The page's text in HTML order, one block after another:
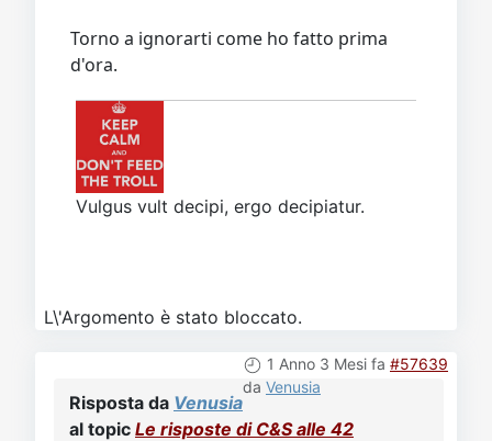
Torno a ignorarti come ho fatto prima
d'ora.
Vulgus vult decipi, ergo decipiatur.
L\'Argomento è stato bloccato.
1 Anno 3 Mesi fa #57639
da Venusia
Risposta da Venusia
al topic Le risposte di C&S alle 42